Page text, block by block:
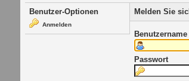
Benutzer-Optionen
Anmelden
Melden Sie
Benutzername
Passwort